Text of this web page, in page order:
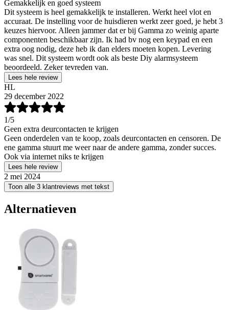
Gemakkelijk en goed systeem
Dit systeem is heel gemakkelijk te installeren. Werkt heel vlot en
accuraat. De instelling voor de huisdieren werkt zeer goed, je hebt 3
keuzes hiervoor. Alleen jammer dat er bij Gamma zo weinig aparte
componenten beschikbaar zijn. Ik had bv nog een keypad en een
extra oog nodig, deze heb ik dan elders moeten kopen. Levering
was snel. Dit systeem wordt ook als beste Diy alarmsysteem
beoordeeld. Zeker tevreden van.
Lees hele review
HL
29 december 2022
1/5
Geen extra deurcontacten te krijgen
Geen onderdelen van te koop, zoals deurcontacten en censoren. De
ene gamma stuurt me weer naar de andere gamma, zonder succes.
Ook via internet niks te krijgen
Lees hele review
2 mei 2024
Toon alle 3 klantreviews met tekst
Alternatieven